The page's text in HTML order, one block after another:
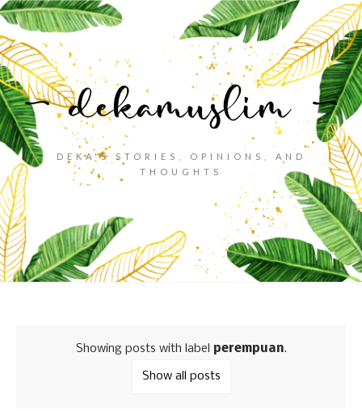
DEKA'S STORIES, OPINIONS, AND
THOUGHTS
Showing posts with label perempuan.
Show all posts